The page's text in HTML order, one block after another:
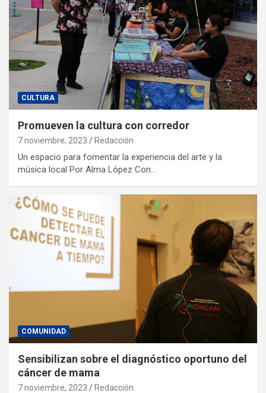
CULTURA
Promueven la cultura con corredor
7 noviembre, 2023 Redacción
Un espacio para fomentar la experiencia del arte y la
música local Por Alma López Con…
COMUNIDAD
Sensibilizan sobre el diagnóstico oportuno del
cáncer de mama
7 noviembre, 2023 Redacción